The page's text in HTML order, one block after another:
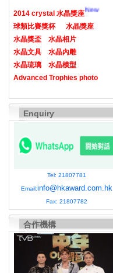
2014 crystal 水晶獎座 New
球類比賽獎杯
水晶獎座
水晶獎盃
水晶相片
水晶文具
水晶內雕
水晶琉璃
水晶模型
Advanced Trophies photo
Enquiry
Tel: 21807781
Email:info@hkaward.com.hk
Fax: 21807782
合作機構